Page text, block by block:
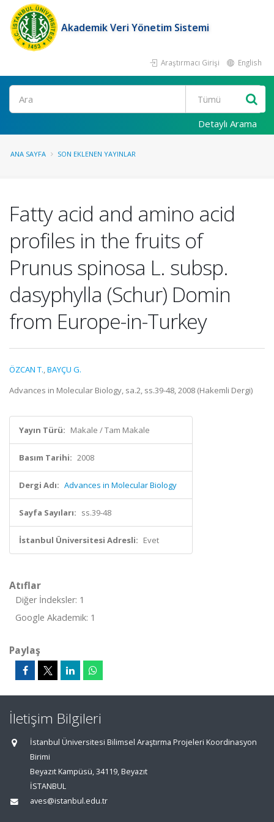
Akademik Veri Yönetim Sistemi
Araştırmacı Girişi English
Ara
Detaylı Arama
ANA SAYFA SON EKLENEN YAYINLAR
Fatty acid and amino acid
profiles in the fruits of
Prunus spinosa L. subsp.
dasyphylla (Schur) Domin
from Europe-in-Turkey
ÖZCAN T.,BAYÇU G.
Advances in Molecular Biology, sa.2, ss.39-48, 2008 (Hakemli Dergi)
Yayın Türü: Makale / Tam Makale
Basım Tarihi: 2008
Dergi Adı: Advances in Molecular Biology
Sayfa Sayıları: ss.39-48
İstanbul Üniversitesi Adresli: Evet
Atıflar
Diğer İndeksler: 1
Google Akademik: 1
Paylaş
İletişim Bilgileri
İstanbul Üniversitesi Bilimsel Araştırma Projeleri Koordinasyon
Birimi
Beyazıt Kampüsü, 34119, Beyazıt
İSTANBUL
aves@istanbul.edu.tr